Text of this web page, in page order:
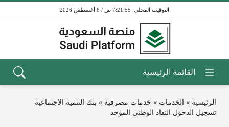
7:21:55 ص / 8 أغسطس 2026
الرئيسية » الخدمات » خدمات مصرفية » بنك التنمية الاجتماعية
تسجيل الدخول النفاذ الوطني الموحد